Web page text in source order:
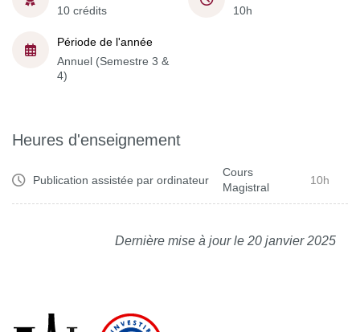
10 crédits
10h
Période de l'année
Annuel (Semestre 3 &
4)
Heures d'enseignement
Publication assistée par ordinateur
Cours
Magistral
10h
Dernière mise à jour le 20 janvier 2025